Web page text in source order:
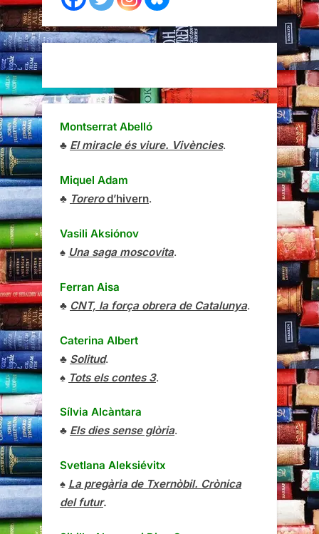
Montserrat Abelló
♣ El miracle és viure. Vivències.
Miquel Adam
♣ Torerod’hivern.
Vasili Aksiónov
♠ Una saga moscovita.
Ferran Aisa
♣ CNT, la força obrera de Catalunya.
Caterina Albert
♣ Solitud.
♠ Tots els contes 3.
Sílvia Alcàntara
♣ Els dies sense glòria.
Svetlana Aleksiévitx
♠ La pregària de Txernòbil. Crònica
del futur.